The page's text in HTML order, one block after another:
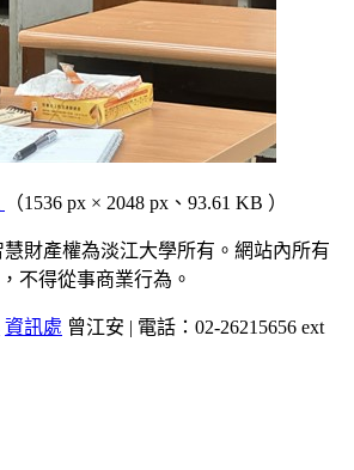
（1536 px × 2048 px、93.61 KB ）
財產權為淡江大學所有。網站內所有
不得從事商業行為。
資訊處 曾江安 | 電話：02-26215656 ext